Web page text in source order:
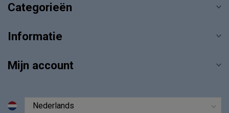
Categorieën
Informatie
Mijn account